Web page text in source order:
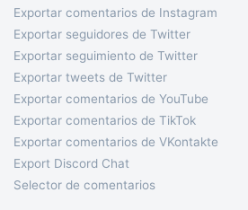
Exportar comentarios de Instagram
Exportar seguidores de Twitter
Exportar seguimiento de Twitter
Exportar tweets de Twitter
Exportar comentarios de YouTube
Exportar comentarios de TikTok
Exportar comentarios de VKontakte
Export Discord Chat
Selector de comentarios